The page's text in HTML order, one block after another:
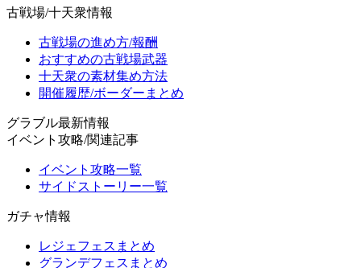
古戦場/十天衆情報
古戦場の進め方/報酬
おすすめの古戦場武器
十天衆の素材集め方法
開催履歴/ボーダーまとめ
グラブル最新情報
イベント攻略/関連記事
イベント攻略一覧
サイドストーリー一覧
ガチャ情報
レジェフェスまとめ
グランデフェスまとめ